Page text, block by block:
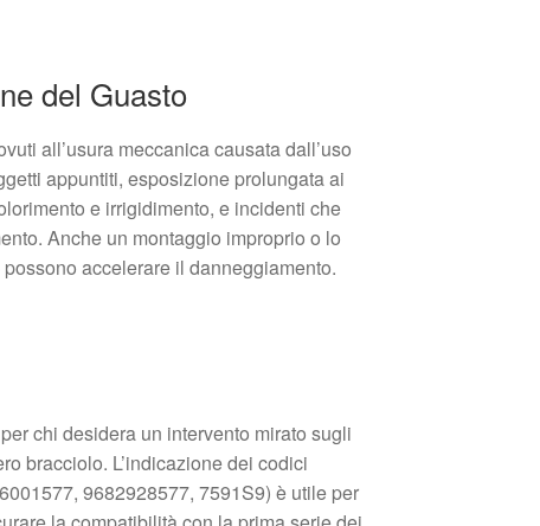
del Guasto
all’usura meccanica causata dall’uso
appuntiti, esposizione prolungata ai
e irrigidimento, e incidenti che
Anche un montaggio improprio o lo
accelerare il danneggiamento.
chi desidera un intervento mirato sugli
bracciolo. L’indicazione dei codici
9682928577, 7591S9) è utile per